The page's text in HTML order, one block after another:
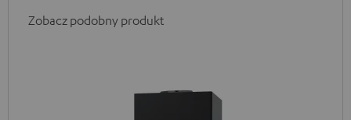
Zobacz podobny produkt